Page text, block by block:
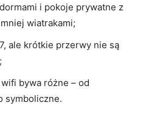
i pokoje prywatne z
wiatrakami;
ale krótkie przerwy nie są
bywa różne – od
symboliczne.